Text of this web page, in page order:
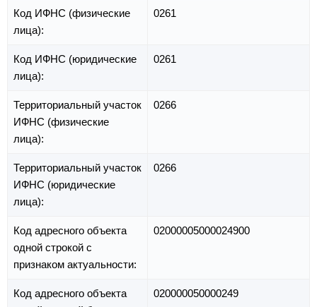
Код ИФНС (физические
лица):
0261
Код ИФНС (юридические
лица):
0261
Территориальный участок
ИФНС (физические
лица):
0266
Территориальный участок
ИФНС (юридические
лица):
0266
Код адресного объекта
одной строкой с
признаком актуальности:
02000005000024900
Код адресного объекта
020000050000249